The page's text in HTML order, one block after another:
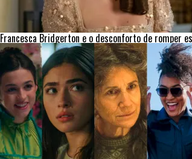
Francesca Bridgerton e o desconforto de romper